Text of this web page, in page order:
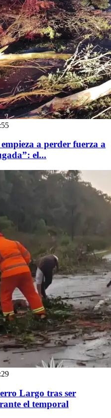
empieza a perder fuerza a
el...
Largo tras ser
el temporal